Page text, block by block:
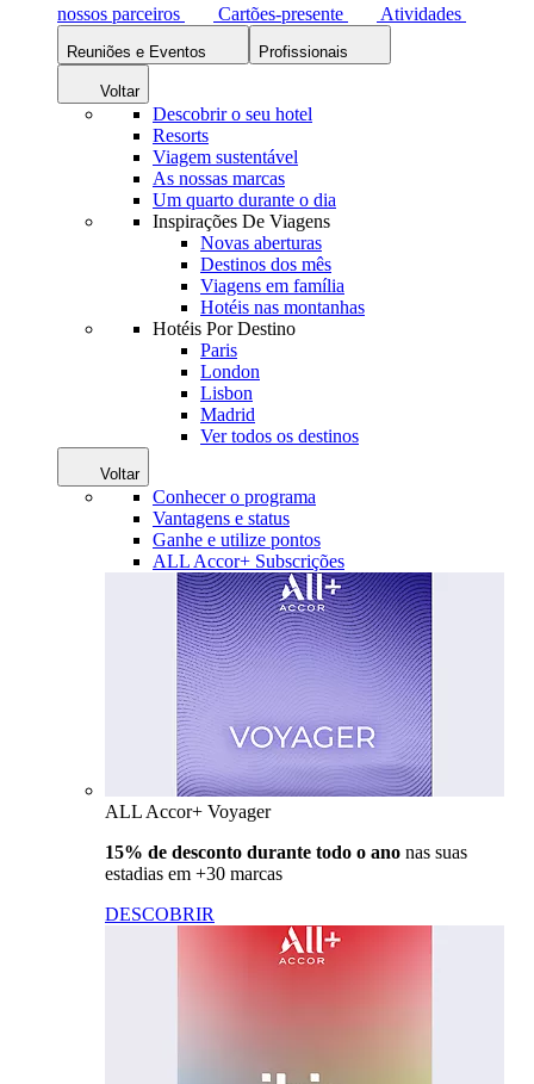
nossos parceiros
Cartões-presente Atividades
Reuniões e Eventos Profissionais
Voltar
Descobrir o seu hotel
Resorts
Viagem sustentável
As nossas marcas
Um quarto durante o dia
Inspirações De Viagens
Novas aberturas
Destinos dos mês
Viagens em família
Hotéis nas montanhas
Hotéis Por Destino
Paris
London
Lisbon
Madrid
Ver todos os destinos
Voltar
Conhecer o programa
Vantagens e status
Ganhe e utilize pontos
ALL Accor+ Subscrições
ALL Accor+ Voyager
15% de desconto durante todo o ano nas suas
estadias em +30 marcas
DESCOBRIR